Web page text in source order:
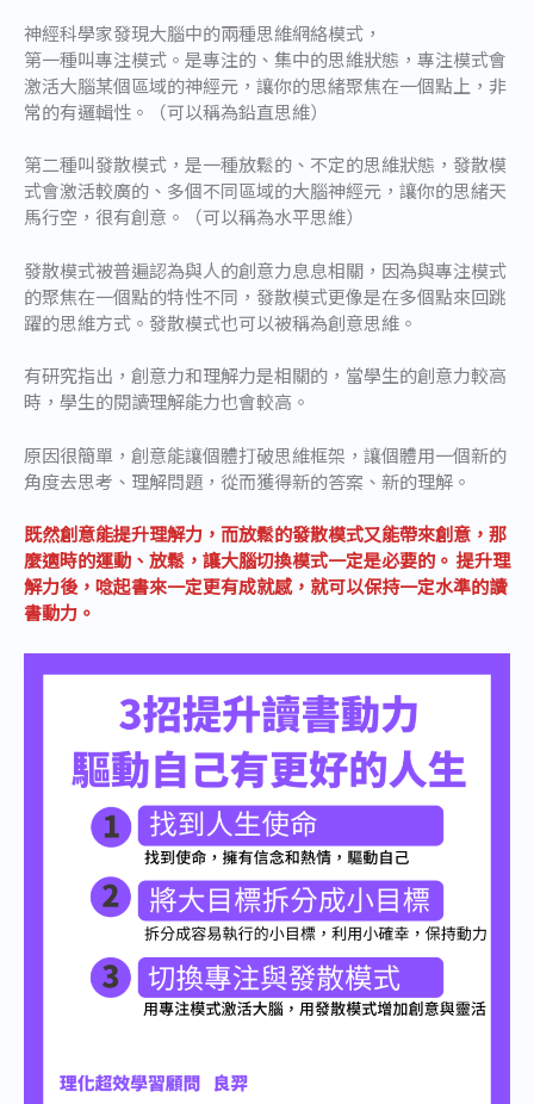
神經科學家發現大腦中的兩種思維網絡模式，
第一種叫專注模式。是專注的、集中的思維狀態，專注模式會
激活大腦某個區域的神經元，讓你的思緒聚焦在一個點上，非
常的有邏輯性。（可以稱為鉛直思維）
第二種叫發散模式，是一種放鬆的、不定的思維狀態，發散模
式會激活較廣的、多個不同區域的大腦神經元，讓你的思緒天
馬行空，很有創意。（可以稱為水平思維）
發散模式被普遍認為與人的創意力息息相關，因為與專注模式
的聚焦在一個點的特性不同，發散模式更像是在多個點來回跳
躍的思維方式。發散模式也可以被稱為創意思維。
有研究指出，創意力和理解力是相關的，當學生的創意力較高
時，學生的閱讀理解能力也會較高。
原因很簡單，創意能讓個體打破思維框架，讓個體用一個新的
角度去思考、理解問題，從而獲得新的答案、新的理解。
既然創意能提升理解力，而放鬆的發散模式又能帶來創意，那
麼適時的運動、放鬆，讓大腦切換模式一定是必要的。 提升理
解力後，唸起書來一定更有成就感，就可以保持一定水準的讀
書動力。